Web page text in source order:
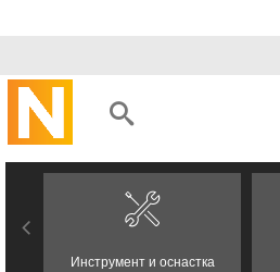
Инструмент и оснастка